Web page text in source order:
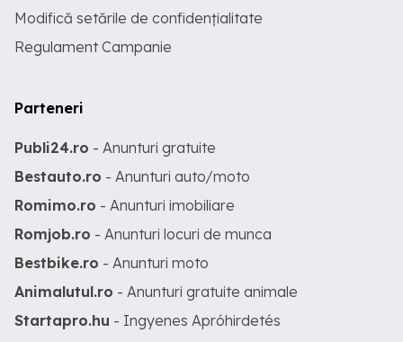
Modifică setările de confidențialitate
Regulament Campanie
Parteneri
Publi24.ro - Anunturi gratuite
Bestauto.ro - Anunturi auto/moto
Romimo.ro - Anunturi imobiliare
Romjob.ro - Anunturi locuri de munca
Bestbike.ro - Anunturi moto
Animalutul.ro - Anunturi gratuite animale
Startapro.hu - Ingyenes Apróhirdetés